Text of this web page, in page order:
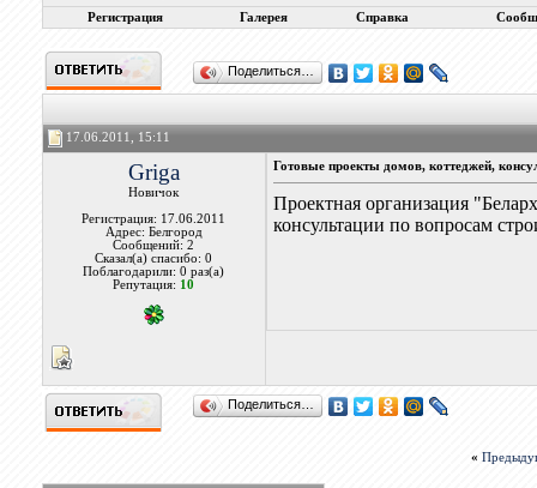
Регистрация Галерея Справка
Поделиться…
17.06.2011, 15:11
Griga
Новичок
Регистрация: 17.06.2011
Адрес: Белгород
Сообщений: 2
Сказал(а) спасибо: 0
Поблагодарили: 0 раз(а)
Репутация: 10
Готовые проекты домов, коттеджей,
Проектная организация
консультации по вопросам
Поделиться…
«